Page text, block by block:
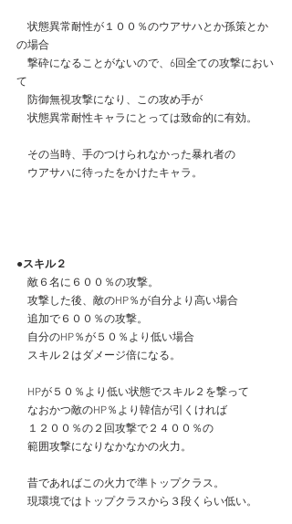
状態異常耐性が１００％のウアサハとか孫策とか
の場合
撃砕になることがないので、6回全ての攻撃におい
て
防御無視攻撃になり、この攻め手が
状態異常耐性キャラにとっては致命的に有効。
その当時、手のつけられなかった暴れ者の
ウアサハに待ったをかけたキャラ。
●スキル２
敵６名に６００％の攻撃。
攻撃した後、敵のHP％が自分より高い場合
追加で６００％の攻撃。
自分のHP％が５０％より低い場合
スキル２はダメージ倍になる。
HPが５０％より低い状態でスキル２を撃って
なおかつ敵のHP％より韓信が引くければ
１２００％の２回攻撃で２４００％の
範囲攻撃になりなかなかの火力。
昔であればこの火力で準トップクラス。
現環境ではトップクラスから３段くらい低い。